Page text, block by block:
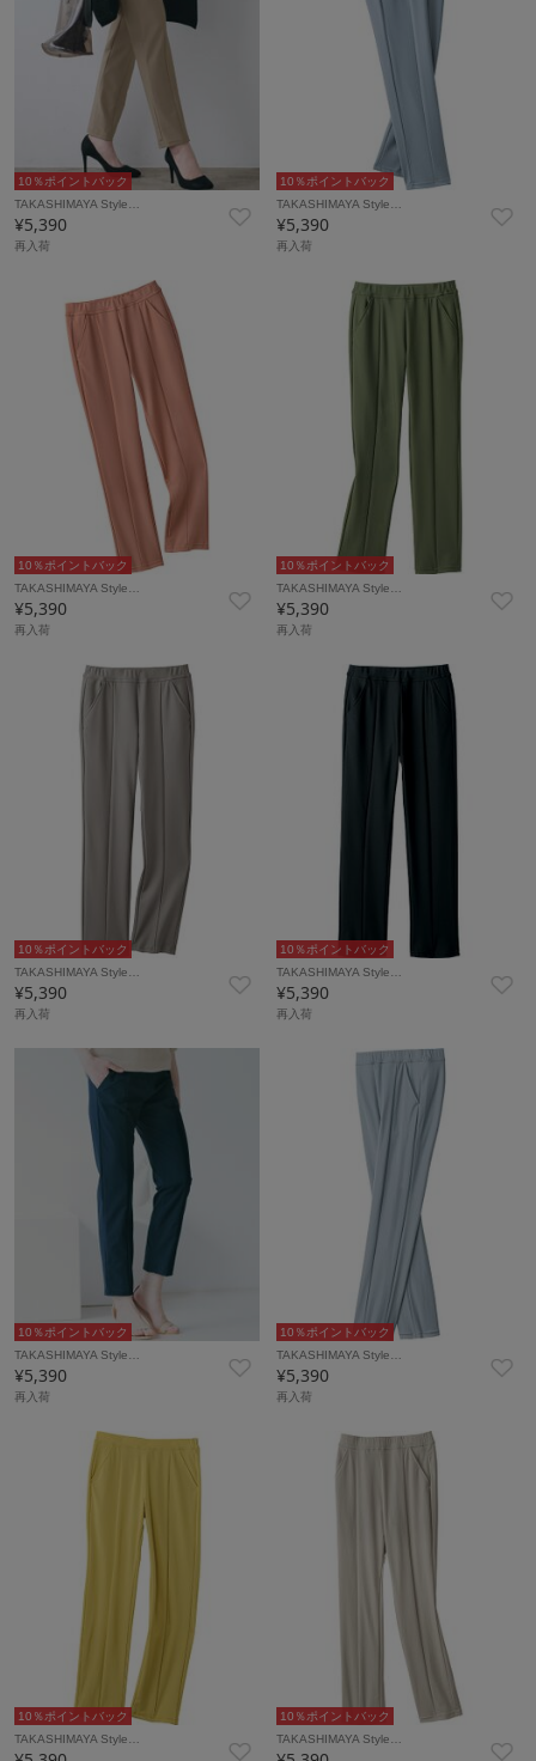
10％ポイントバック
TAKASHIMAYA Style…
¥5,390
再入荷
10％ポイントバック
TAKASHIMAYA Style…
¥5,390
再入荷
10％ポイントバック
TAKASHIMAYA Style…
¥5,390
再入荷
10％ポイントバック
TAKASHIMAYA Style…
¥5,390
再入荷
10％ポイントバック
TAKASHIMAYA Style…
¥5,390
再入荷
10％ポイントバック
TAKASHIMAYA Style…
¥5,390
再入荷
10％ポイントバック
TAKASHIMAYA Style…
¥5,390
再入荷
10％ポイントバック
TAKASHIMAYA Style…
¥5,390
再入荷
10％ポイントバック
TAKASHIMAYA Style…
10％ポイントバック
TAKASHIMAYA Style…